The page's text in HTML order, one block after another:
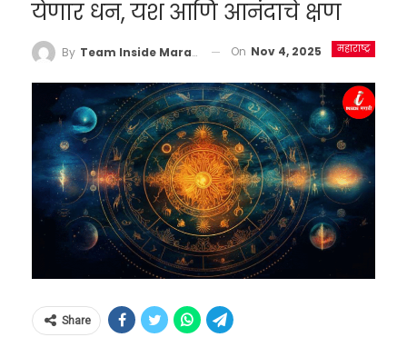
येणार धन, यश आणि आनंदाचे क्षण
महाराष्ट्र
By Team Inside Marathi On Nov 4, 2025
Share